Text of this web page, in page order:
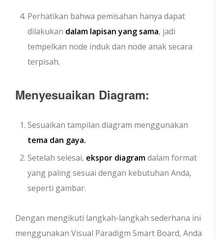
Perhatikan bahwa pemisahan hanya dapat
dilakukan dalam lapisan yang sama, jadi
tempelkan node induk dan node anak secara
terpisah.
Menyesuaikan Diagram:
Sesuaikan tampilan diagram menggunakan
tema dan gaya.
Setelah selesai, ekspor diagramdalam format
yang paling sesuai dengan kebutuhan Anda,
seperti gambar.
Dengan mengikuti langkah-langkah sederhana ini
menggunakan Visual Paradigm Smart Board, Anda